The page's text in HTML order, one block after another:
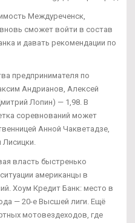
Междуреченск,
сможет войти в состав
и давать рекомендации по
предпринимателя по
Андрианов, Алексей
Лопин) — 1,98. В
соревнований может
Анной Чакветадзе,
Лисицки.
власть быстренько
американцы в
Хоум Кредит Банк: место в
— 20-е Высшей лиги. Ещё
мотовездеходов, где